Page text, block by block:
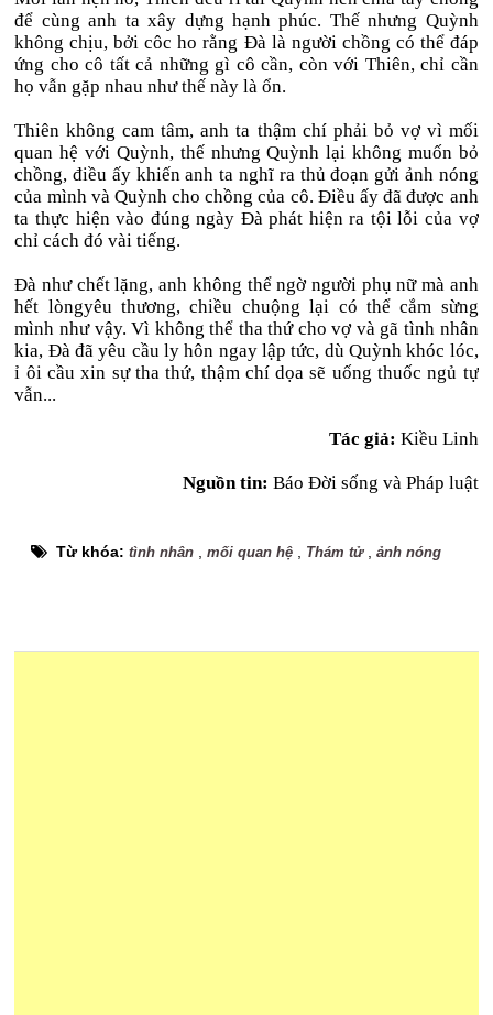
để cùng anh ta xây dựng hạnh phúc. Thế nhưng Quỳnh
không chịu, bởi côc ho rằng Đà là người chồng có thể đáp
ứng cho cô tất cả những gì cô cần, còn với Thiên, chỉ cần
họ vẫn gặp nhau như thế này là ổn.
Thiên không cam tâm, anh ta thậm chí phải bỏ vợ vì mối
quan hệ với Quỳnh, thế nhưng Quỳnh lại không muốn bỏ
chồng, điều ấy khiến anh ta nghĩ ra thủ đoạn gửi ảnh nóng
của mình và Quỳnh cho chồng của cô. Điều ấy đã được anh
ta thực hiện vào đúng ngày Đà phát hiện ra tội lỗi của vợ
chỉ cách đó vài tiếng.
Đà như chết lặng, anh không thể ngờ người phụ nữ mà anh
hết lòngyêu thương, chiều chuộng lại có thể cắm sừng
mình như vậy. Vì không thể tha thứ cho vợ và gã tình nhân
kia, Đà đã yêu cầu ly hôn ngay lập tức, dù Quỳnh khóc lóc,
ỉ ôi cầu xin sự tha thứ, thậm chí dọa sẽ uống thuốc ngủ tự
vẫn...
Tác giả: Kiều Linh
Nguồn tin: Báo Đời sống và Pháp luật
Từ khóa:tình nhân ,mối quan hệ Thám tử,ảnh nóng